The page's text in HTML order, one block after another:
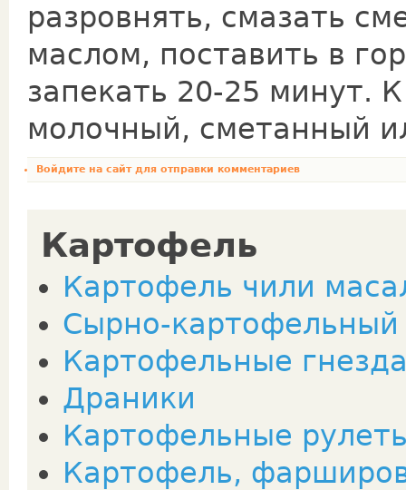
разровнять, смазать
маслом, поставить в
запекать 20-25 минут.
молочный, сметанный
Войдите на сайтдля отправки комментариев
Картофель
Картофель чили
Сырно-картофельный
Картофельные
Драники
Картофельные
Картофель,